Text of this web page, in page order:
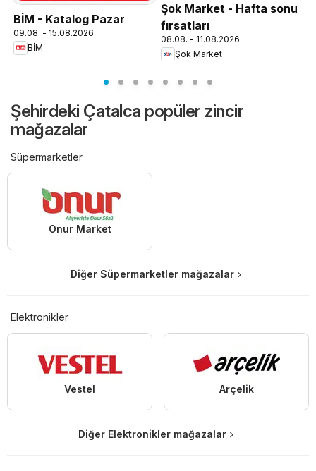
BİM - Katalog Pazar
09.08. - 15.08.2026
BİM
Şok Market - Hafta sonu
fırsatları
08.08. - 11.08.2026
Şok Market
Şehirdeki Çatalca popüler zincir
mağazalar
Süpermarketler
Onur Market
Diğer Süpermarketler mağazalar
Elektronikler
Vestel Arçelik
Diğer Elektronikler mağazalar